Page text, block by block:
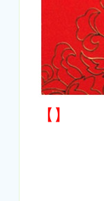
【】